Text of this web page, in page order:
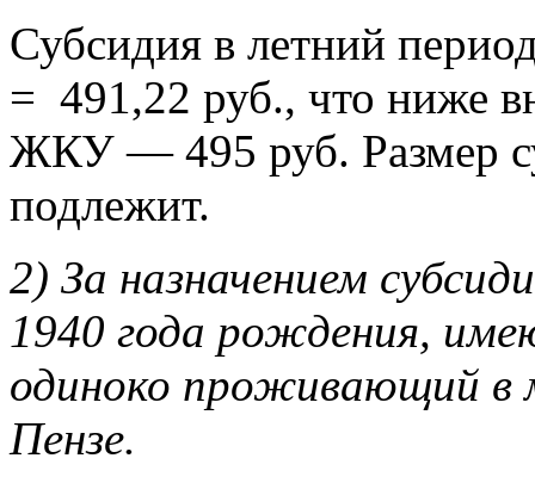
Субсидия в летний
= 491,22 руб., что ниже
ЖКУ — 495 руб. Размер
подлежит.
2) За назначением
1940 года рождения,
одиноко проживающий в
Пензе.